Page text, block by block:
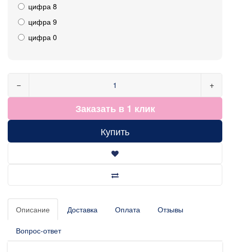
цифра 8
цифра 9
цифра 0
− +
Заказать в 1 клик
Купить
Описание Доставка Оплата Отзывы
Вопрос-ответ